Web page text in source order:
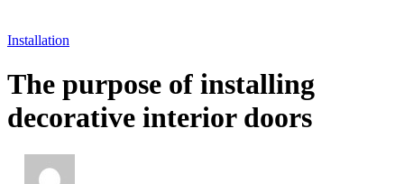
Installation
The purpose of installing
decorative interior doors